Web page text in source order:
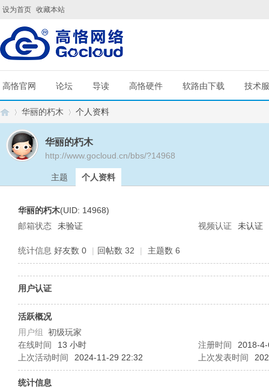
设为首页 收藏本站
高恪官网 论坛 导读 高恪硬件 软路由下载 技术
华丽的朽木 个人资料
华丽的朽木
http://www.gocloud.cn/bbs/?14968
主题 个人资料
华丽的朽木(UID: 14968)
邮箱状态
未验证 视频认证 未认证
统计信息 好友数 0 | 回帖数 32 | 主题数 6
用户认证
活跃概况
用户组 初级玩家
在线时间
13 小时 注册时间
2018-
上次活动时间
2024-11-29 22:32 上次发表时间
统计信息